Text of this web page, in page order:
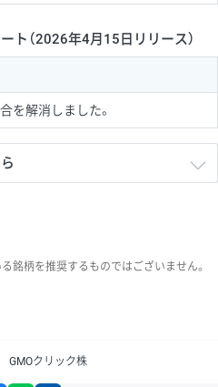
（2026年4月15日リリース）
を解消しました。
銘柄を推奨するものではございません。
GMOクリック株